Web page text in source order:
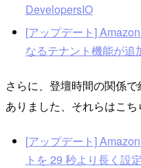
DevelopersIO
[アップデート]
なるテナント機能が追
さらに、登壇時間の関係
ありました、それらはこち
[アップデート]
トを 29 秒より長く設